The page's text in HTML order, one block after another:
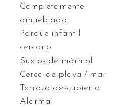
Completamente
amueblado
Parque infantil
cercano
Suelos de mármol
Cerca de playa / mar
Terraza descubierta
Alarma